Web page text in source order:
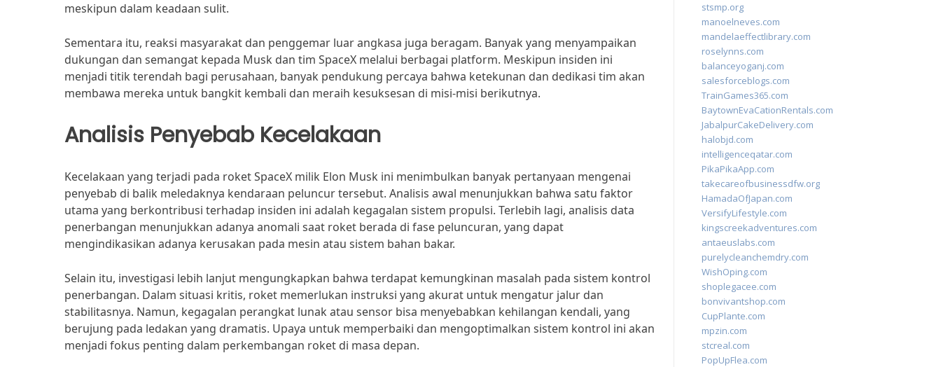
meskipun dalam keadaan sulit.
Sementara itu, reaksi masyarakat dan penggemar luar angkasa juga beragam. Banyak yang menyampaikan
dukungan dan semangat kepada Musk dan tim SpaceX melalui berbagai platform. Meskipun insiden ini
menjadi titik terendah bagi perusahaan, banyak pendukung percaya bahwa ketekunan dan dedikasi tim akan
membawa mereka untuk bangkit kembali dan meraih kesuksesan di misi-misi berikutnya.
Analisis Penyebab Kecelakaan
Kecelakaan yang terjadi pada roket SpaceX milik Elon Musk ini menimbulkan banyak pertanyaan mengenai
penyebab di balik meledaknya kendaraan peluncur tersebut. Analisis awal menunjukkan bahwa satu faktor
utama yang berkontribusi terhadap insiden ini adalah kegagalan sistem propulsi. Terlebih lagi, analisis data
penerbangan menunjukkan adanya anomali saat roket berada di fase peluncuran, yang dapat
mengindikasikan adanya kerusakan pada mesin atau sistem bahan bakar.
Selain itu, investigasi lebih lanjut mengungkapkan bahwa terdapat kemungkinan masalah pada sistem kontrol
penerbangan. Dalam situasi kritis, roket memerlukan instruksi yang akurat untuk mengatur jalur dan
stabilitasnya. Namun, kegagalan perangkat lunak atau sensor bisa menyebabkan kehilangan kendali, yang
berujung pada ledakan yang dramatis. Upaya untuk memperbaiki dan mengoptimalkan sistem kontrol ini akan
menjadi fokus penting dalam perkembangan roket di masa depan.
stsmp.org
manoelneves.com
mandelaeffectlibrary.com
roselynns.com
balanceyoganj.com
salesforceblogs.com
TrainGames365.com
BaytownEvaCationRentals.com
JabalpurCakeDelivery.com
halobjd.com
intelligenceqatar.com
PikaPikaApp.com
takecareofbusinessdfw.org
HamadaOfJapan.com
VersifyLifestyle.com
kingscreekadventures.com
antaeuslabs.com
purelycleanchemdry.com
WishOping.com
shoplegacee.com
bonvivantshop.com
CupPlante.com
mpzin.com
stcreal.com
PopUpFlea.com